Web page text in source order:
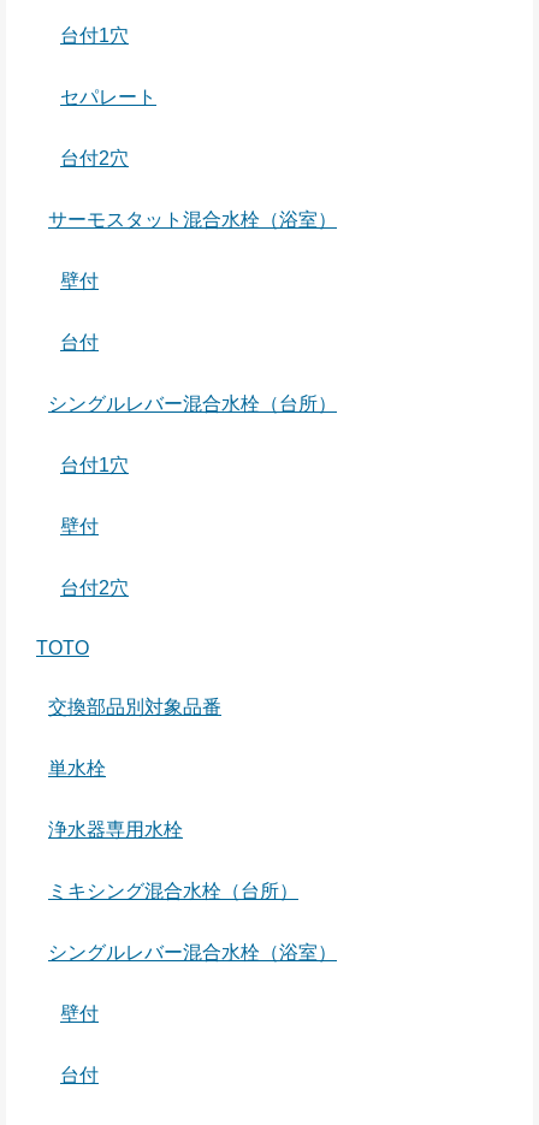
台付1穴
セパレート
台付2穴
サーモスタット混合水栓（浴室）
壁付
台付
シングルレバー混合水栓（台所）
台付1穴
壁付
台付2穴
TOTO
交換部品別対象品番
単水栓
浄水器専用水栓
ミキシング混合水栓（台所）
シングルレバー混合水栓（浴室）
壁付
台付